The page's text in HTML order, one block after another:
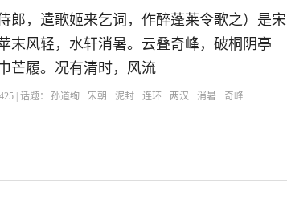
郎，遣歌姬来乞词，作醉蓬莱令歌之）是宋
末风轻，水轩消暑。云叠奇峰，破桐阴亭
芒履。况有清时，风流
425 | 话题： 孙道绚 宋朝 泥封 连环 两汉 消暑 奇峰